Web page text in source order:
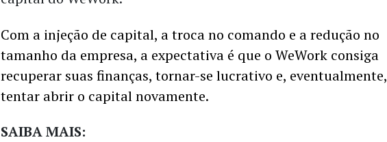
Com a injeção de capital, a troca no comando e a redução no
tamanho da empresa, a expectativa é que o WeWork consiga
recuperar suas finanças, tornar-se lucrativo e, eventualmente,
tentar abrir o capital novamente.
SAIBA MAIS: